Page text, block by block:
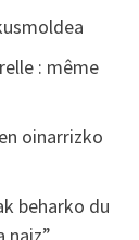
: même
oinarrizko
beharko du
naiz”